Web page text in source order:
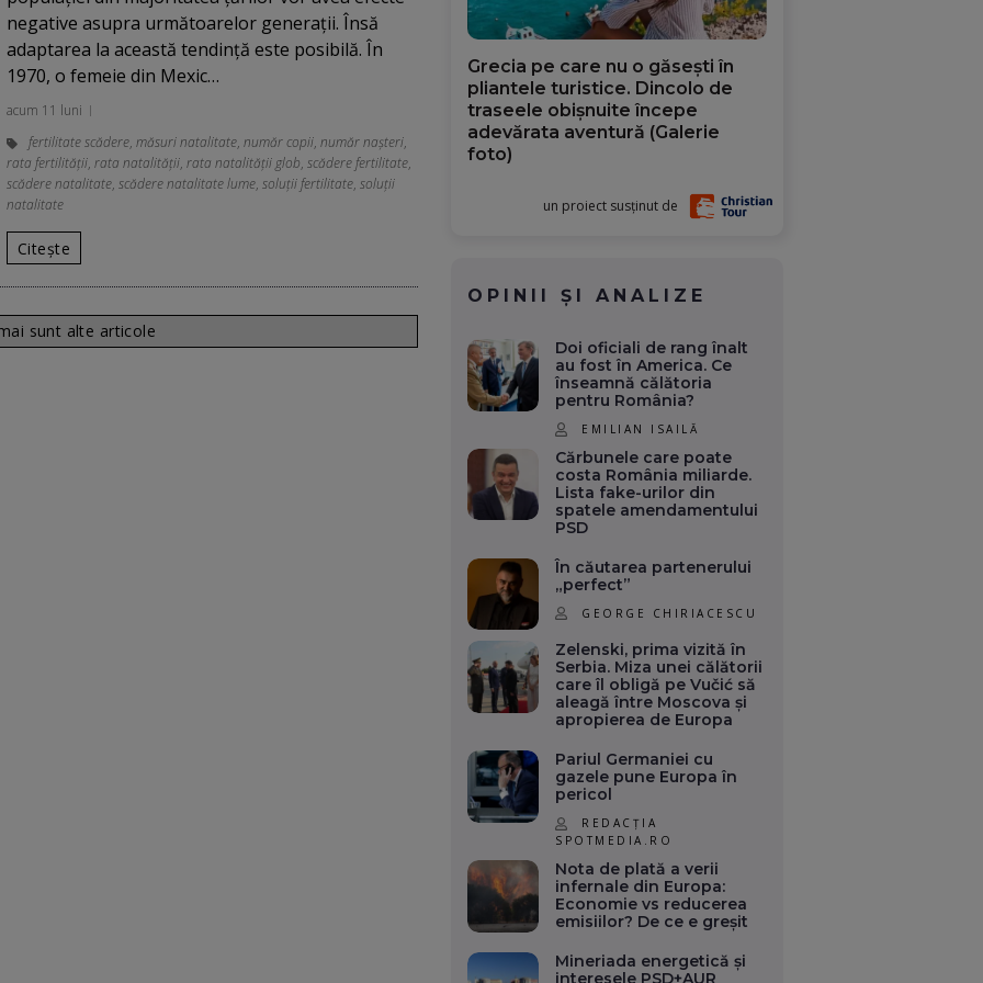
negative asupra următoarelor generații. Însă
adaptarea la această tendință este posibilă. În
1970, o femeie din Mexic…
acum 11 luni
fertilitate scădere, măsuri natalitate, număr copii, număr nașteri,
rata fertilității, rata natalității, rata natalității glob, scădere fertilitate,
scădere natalitate, scădere natalitate lume, soluții fertilitate, soluții
natalitate
Citește
sunt alte articole
Grecia pe care nu o găsești în
pliantele turistice. Dincolo de
traseele obișnuite începe
adevărata aventură (Galerie
foto)
un proiect susținut de
OPINII ȘI ANALIZE
Doi oficiali de rang înalt
au fost în America. Ce
înseamnă călătoria
pentru România?
EMILIAN ISAILĂ
Cărbunele care poate
costa România miliarde.
Lista fake-urilor din
spatele amendamentului
PSD
În căutarea partenerului
„perfect”
GEORGE CHIRIACESCU
Zelenski, prima vizită în
Serbia. Miza unei călătorii
care îl obligă pe Vučić să
aleagă între Moscova și
apropierea de Europa
Pariul Germaniei cu
gazele pune Europa în
pericol
REDACȚIA
SPOTMEDIA.RO
Nota de plată a verii
infernale din Europa:
Economie vs reducerea
emisiilor? De ce e greșit
Mineriada energetică și
interesele PSD+AUR